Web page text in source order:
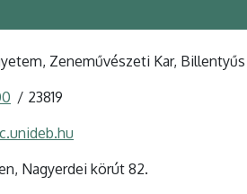
Zeneművészeti Kar,
23819
Nagyerdei körút 82.